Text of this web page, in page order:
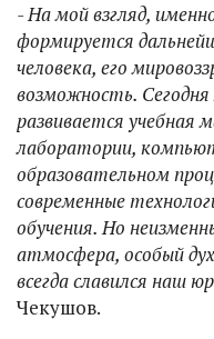
- На мой взгляд,
формируется
человека, его
возможность. Сегодня
развивается учебная
лаборатории,
образовательном
современные
обучения. Но
атмосфера, особый
всегда славился наш
Чекушов.